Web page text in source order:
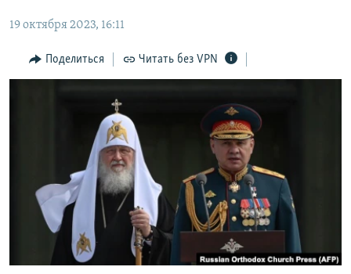
главной
навигации
Вернутся
11 ЛЕТ ОККУПАЦИИ КРЫМА. 11 ИСТОРИЙ СОПРОТИВЛЕНИЯ
ЕЩЕ
ИНТЕРАКТИВ
ТЕЛЕПРОЕКТ КРЫМ.РЕАЛИИ
СОВЕТЫ ПРАВОЗАЩИТНИКОВ
ПРОПАВШИЕ БЕЗ ВЕСТИ
ПОБЕДИТЕЛЕЙ НЕ СУДЯТ?
КРЫМ.НЕПОКОРЕННЫЙ
ELIFBE
РАДІО СВОБОДА
ПРИСОЕДИНЯЙТЕСЬ!
19 октября 2023, 16:11
Поделиться Читать без VPN